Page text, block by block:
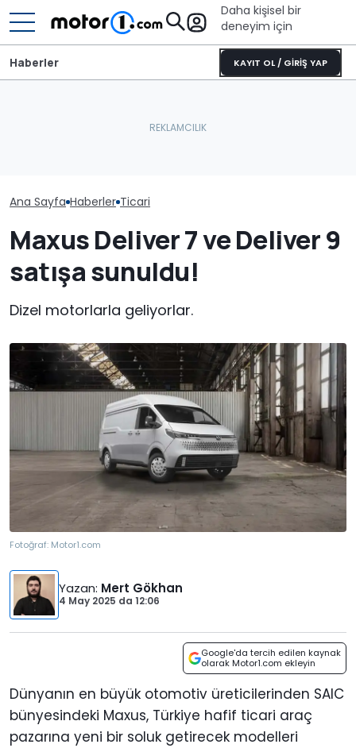
Daha kişisel bir
deneyim için
KAYIT OL / GİRİŞ YAP
Haberler
Ana Sayfa Haberler Ticari
Maxus Deliver 7 ve Deliver 9
satışa sunuldu!
Dizel motorlarla geliyorlar.
Fotoğraf: Motor1.com
Yazan: Mert Gökhan
4 May 2025 da 12:06
Google'da tercih edilen kaynak
olarak Motor1.com ekleyin
Dünyanın en büyük otomotiv üreticilerinden SAIC
bünyesindeki Maxus, Türkiye hafif ticari araç
pazarına yeni bir soluk getirecek modelleri